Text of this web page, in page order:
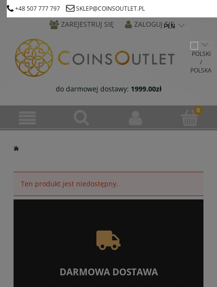
+48 507 777 797 SKLEP@COINSOUTLET.PL
ZAREJESTRUJ SIĘ ZALOGUJ SIĘ
do darmowej dostawy: 1999.00zł
Ten produkt jest niedostępny.
DARMOWA DOSTAWA